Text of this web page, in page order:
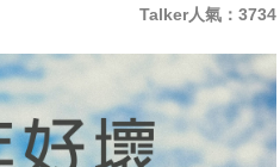
Talker人氣：3734